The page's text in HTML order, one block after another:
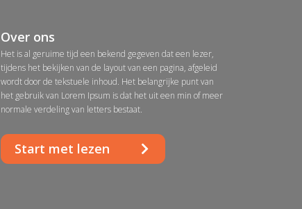
Over ons
Het is al geruime tijd een bekend gegeven dat een lezer,
tijdens het bekijken van de layout van een pagina, afgeleid
wordt door de tekstuele inhoud. Het belangrijke punt van
het gebruik van Lorem Ipsum is dat het uit een min of meer
normale verdeling van letters bestaat.
Start met lezen